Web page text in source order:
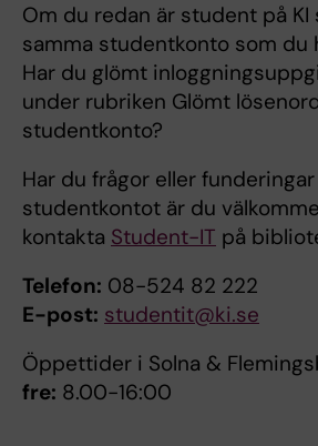
Om du redan är student på KI
samma studentkonto som du
Har du glömt
under rubriken Glömt
studentkonto?
Har du frågor eller
studentkontot är du
kontakta Student-IT på
Telefon: 08-524 82 222
E-post: studentit@ki.se
Öppettider i Solna &
fre: 8.00-16:00